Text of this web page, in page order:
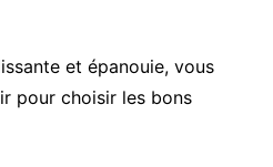
et épanouie, vous
pour choisir les bons